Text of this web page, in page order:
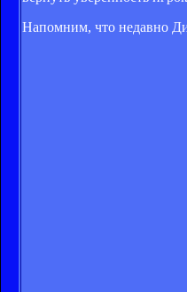
Напомним, что недавно